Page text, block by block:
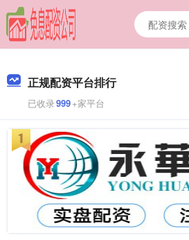
正规配资平台排行
已收录999+家平台